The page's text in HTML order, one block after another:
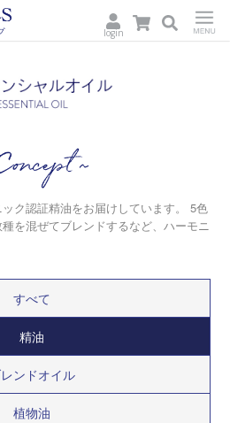
login
ク認証精油をお届けしています。
5色
を混ぜてブレンドするなど、ハーモニ
すべて
精油
ンドオイル
植物油